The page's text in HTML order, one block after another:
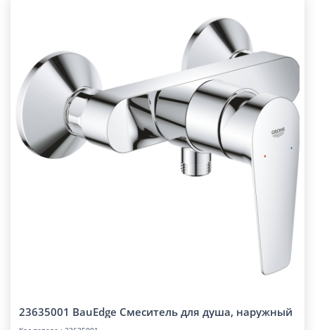
23635001 BauEdge Смеситель для душа, наружный